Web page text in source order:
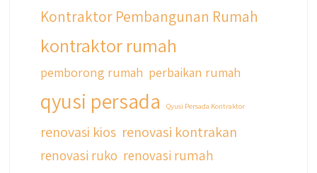
Kontraktor Pembangunan Rumah
kontraktor rumah
pemborong rumah perbaikan rumah
qyusi persada Qyusi Persada Kontraktor
renovasi kios renovasi kontrakan
renovasi ruko renovasi rumah